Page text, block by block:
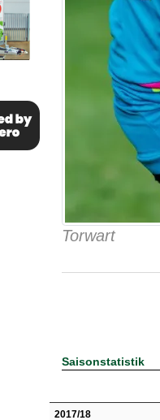
Torwart
Saisonstatistik
2017/18